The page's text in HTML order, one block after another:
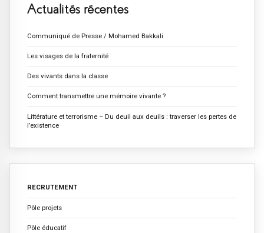
Actualités récentes
Communiqué de Presse / Mohamed Bakkali
Les visages de la fraternité
Des vivants dans la classe
Comment transmettre une mémoire vivante ?
Littérature et terrorisme – Du deuil aux deuils : traverser les pertes de
l’existence
RECRUTEMENT
Pôle projets
Pôle éducatif